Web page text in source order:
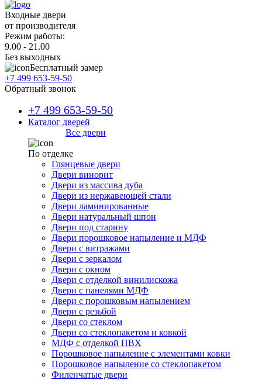
Входные двери
от производителя
Режим работы:
9.00 - 21.00
Без выходных
Бесплатный замер
+7 499 653-59-50
Обратный звонок
+7 499 653-59-50
Каталог дверей
Все двери
По отделке
Глянцевые двери
Двери винорит
Двери из массива дуба
Двери из нержавеющей стали
Двери ламинированные
Двери натуральный шпон
Двери под старину
Двери порошковое напыление и МДФ
Двери с витражами
Двери с зеркалом
Двери с окном
Двери с отделкой винилискожа
Двери с панелями МДФ
Двери с порошковым напылением
Двери с резьбой
Двери со стеклом
Двери со стеклопакетом и ковкой
МДФ с отделкой ПВХ
Порошковое напыление с элементами ковки
Порошковое напыление со стеклопакетом
Филенчатые двери